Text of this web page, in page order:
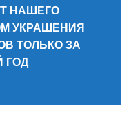
НАШЕГО
УКРАШЕНИЯ
ТОЛЬКО ЗА
ГОД